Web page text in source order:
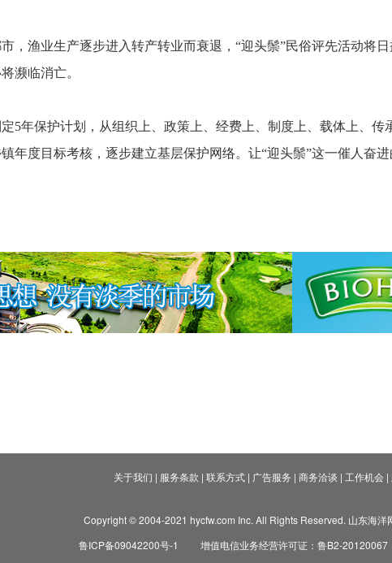
，渔业生产逐步进入转产转业而衰退， “迎头鬃”民俗评先活动将
濒临消亡。
5年保护计划，从组织上、政策上、经费上、制度上、载体上、传
年度目标考核，逐步建立基层保护网络。让“迎头鬃”这一催人奋
关于我们 | 服务条款 | 联系方式| 广告服务 | 商务洽谈 | 工作机会|
Copyright © 2004-2021 hycfw.com Inc. All Rights Reserved. 山东海洋
鲁ICP备09042200号-1
增值电信业务经营许可证：鲁B2-20120067